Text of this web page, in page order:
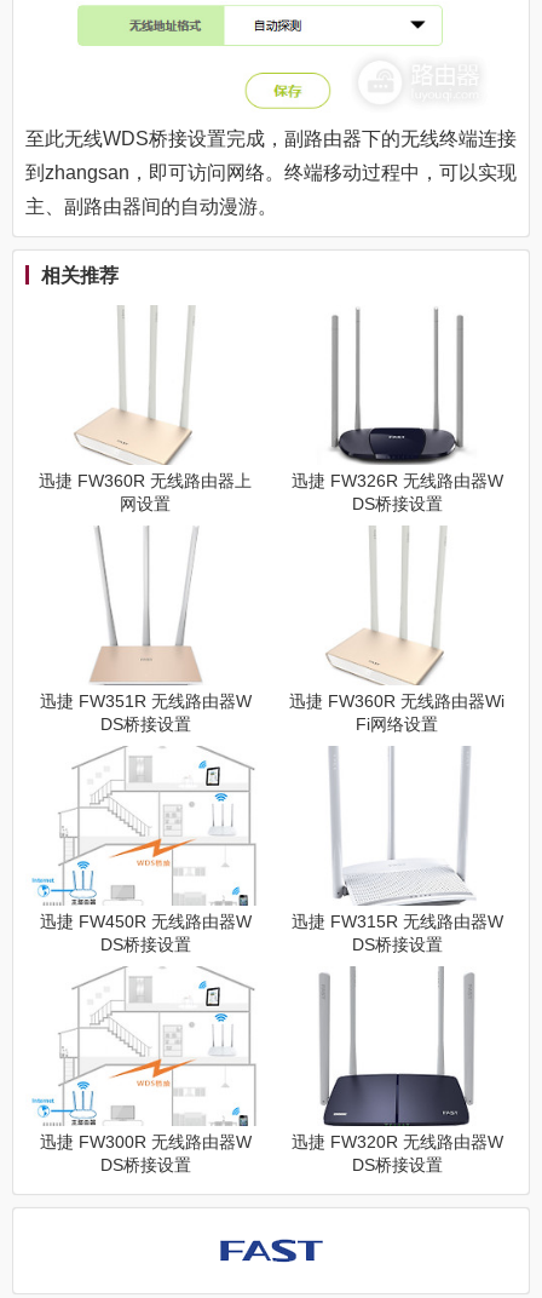
至此无线WDS桥接设置完成，副路由器下的无线终端连接
到zhangsan，即可访问网络。终端移动过程中，可以实现
主、副路由器间的自动漫游。
相关推荐
迅捷 FW360R 无线路由器上
网设置
迅捷 FW326R 无线路由器W
DS桥接设置
迅捷 FW351R 无线路由器W
DS桥接设置
迅捷 FW360R 无线路由器Wi
Fi网络设置
迅捷 FW450R 无线路由器W
DS桥接设置
迅捷 FW315R 无线路由器W
DS桥接设置
迅捷 FW300R 无线路由器W
DS桥接设置
迅捷 FW320R 无线路由器W
DS桥接设置